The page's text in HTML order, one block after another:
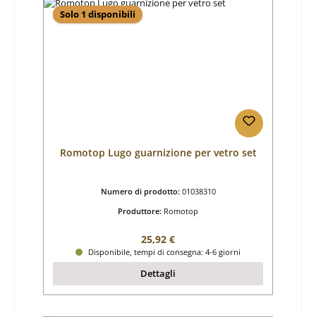
Solo 1 disponibili
Romotop Lugo guarnizione per vetro set
Numero di prodotto: 01038310
Produttore: Romotop
Prezzo normale:
25,92 €
Disponibile, tempi di consegna: 4-6 giorni
Dettagli